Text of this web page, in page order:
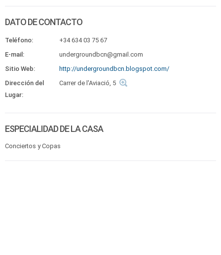
DATO DE CONTACTO
Teléfono:
+34 634 03 75 67
E-mail:
undergroundbcn@gmail.com
Sitio Web:
http://undergroundbcn.blogspot.com/
Dirección del
Lugar:
Carrer de l'Aviació, 5
ESPECIALIDAD DE LA CASA
Conciertos y Copas